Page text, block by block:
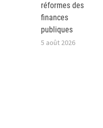
réformes des
finances
publiques
5 août 2026